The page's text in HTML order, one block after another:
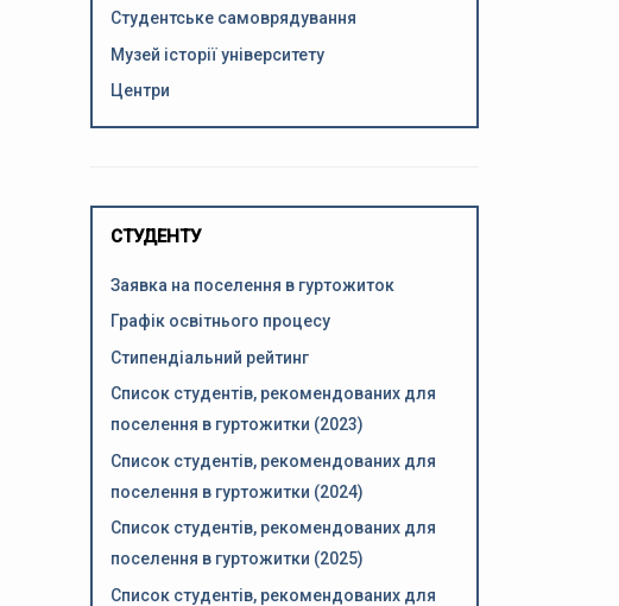
Студентське самоврядування
Музей історії університету
Центри
СТУДЕНТУ
Заявка на поселення в гуртожиток
Графік освітнього процесу
Стипендіальний рейтинг
Список студентів, рекомендованих для
поселення в гуртожитки (2023)
Список студентів, рекомендованих для
поселення в гуртожитки (2024)
Список студентів, рекомендованих для
поселення в гуртожитки (2025)
Список студентів, рекомендованих для